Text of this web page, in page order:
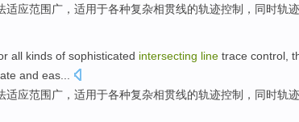
适应范围广， 适用于各种复杂相贯线的轨迹控制，同时轨
all kinds of sophisticated intersecting line trace control,
and eas...
适应范围广， 适用于各种复杂相贯线的轨迹控制，同时轨